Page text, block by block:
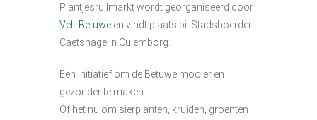
Plantjesruilmarkt wordt georganiseerd door
Velt-Betuwe en vindt plaats bij Stadsboerderij
Caetshage in Culemborg.
Een initiatief om de Betuwe mooier en
gezonder te maken.
Of het nu om sierplanten, kruiden, groenten